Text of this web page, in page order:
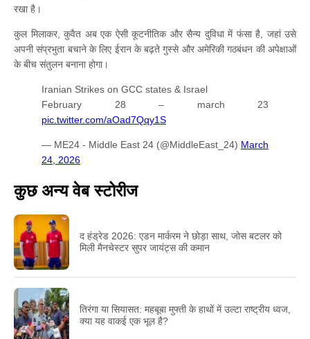
रखा है।
कुल मिलाकर, कुवैत अब एक ऐसी कूटनीतिक और सैन्य दुविधा में फंसा है, जहां उसे
अपनी संप्रभुता बचाने के लिए ईरान के बढ़ते गुस्से और अमेरिकी गठबंधन की अपेक्षाओं
के बीच संतुलन बनाना होगा।
Iranian Strikes on GCC states & Israel
February 28 – march 23
pic.twitter.com/aOad7Qqy1S
— ME24 - Middle East 24 (@MiddleEast_24) March
24, 2026
कुछ अन्य वेब स्टोरीज
द हंड्रेड 2026: एडन मार्करम ने छोड़ा साथ, जोस बटलर को
मिली मैनचेस्टर सुपर जायंट्स की कमान
तिरंगा या सियासत: महबूबा मुफ्ती के हाथों में उल्टा राष्ट्रीय ध्वज,
क्या यह वाकई एक भूल है?